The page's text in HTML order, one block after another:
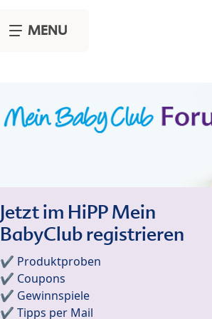
MENU
Jetzt im HiPP Mein
BabyClub registrieren
✔️ Produktproben
✔️ Coupons
✔️ Gewinnspiele
✔️ Tipps per Mail